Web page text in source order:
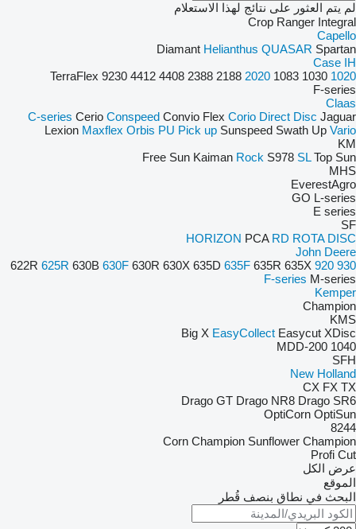
لم يتم العثور على نتائج لهذا الاستعلام
Crop Ranger Integral
Capello
Diamant Helianthus QUASAR Spartan
Case IH
1020
1030
1083
2020
2188
2388
4408
4412
9230
TerraFlex
F-series
Claas
C-series Cerio Conspeed Convio Flex Corio Direct Disc Jaguar
Lexion Maxflex Orbis PU Pick up Sunspeed Swath Up Vario
KM
Free Sun Kaiman Rock S978 SL Top Sun
MHS
EverestAgro
GO L-series
E series
SF
HORIZON PCA RD ROTA DISC
John Deere
622R 625R 630B 630F 630R 630X 635D 635F 635R 635X 920 930
F-series M-series
Kemper
Champion
KMS
Big X EasyCollect Easycut XDisc
1040
MDD-200
SFH
New Holland
CX FX TX
Drago GT Drago NR8 Drago SR6
OptiCorn OptiSun
8244
Corn Champion Sunflower Champion
Profi Cut
عرض الكل
الموقع
البحث في نطاق بنصف قُطر